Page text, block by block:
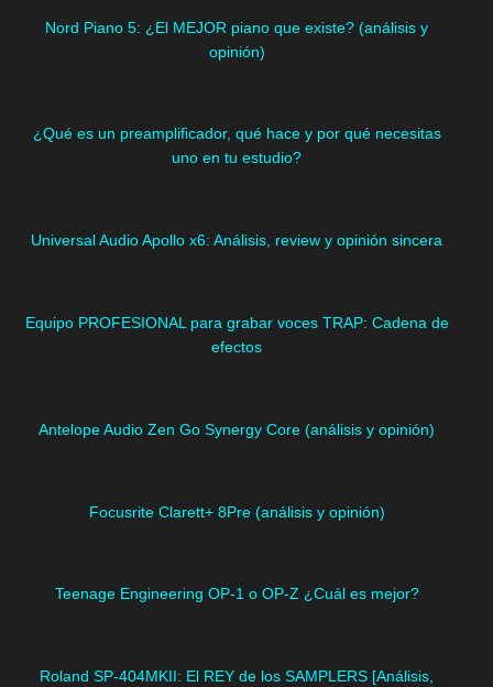
Nord Piano 5: ¿El MEJOR piano que existe? (análisis y
opinión)
¿Qué es un preamplificador, qué hace y por qué necesitas
uno en tu estudio?
Universal Audio Apollo x6: Análisis, review y opinión sincera
Equipo PROFESIONAL para grabar voces TRAP: Cadena de
efectos
Antelope Audio Zen Go Synergy Core (análisis y opinión)
Focusrite Clarett+ 8Pre (análisis y opinión)
Teenage Engineering OP-1 o OP-Z ¿Cuál es mejor?
Roland SP-404MKII: El REY de los SAMPLERS [Análisis,